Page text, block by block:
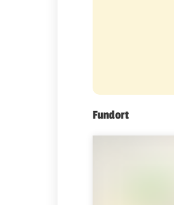
Fundort